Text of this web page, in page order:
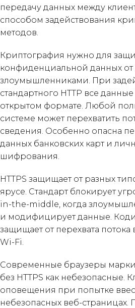
передачу данных между
способом задействования
методов.
Криптография нужно для
конфиденциальной данных от
злоумышленниками. При
стандартного HTTP все
открытом формате. Любой
системе может перехватить
сведения. Особенно опасна
данных банковских карт и
шифрования.
HTTPS защищает от разных
ярусе. Стандарт блокирует
in-the-middle, когда
и модифицирует данные.
защищает от перехвата потока
Wi-Fi.
Современные браузеры
без HTTPS как небезопасные.
оповещения при попытке
небезопасных веб-страницах.